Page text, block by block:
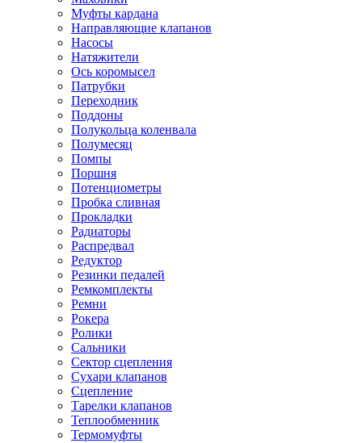
Муфты кардана
Направляющие клапанов
Насосы
Натяжители
Ось коромысел
Патрубки
Переходник
Поддоны
Полукольца коленвала
Полумесяц
Помпы
Поршня
Потенциометры
Пробка сливная
Прокладки
Радиаторы
Распредвал
Редуктор
Резинки педалей
Ремкомплекты
Ремни
Рокера
Ролики
Сальники
Сектор сцепления
Сухари клапанов
Сцепление
Тарелки клапанов
Теплообменник
Термомуфты